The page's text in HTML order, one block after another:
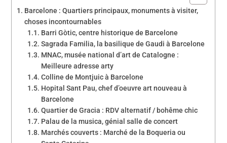
Barcelone : Quartiers principaux, monuments à visiter,
choses incontournables
Barri Gòtic, centre historique de Barcelone
Sagrada Familia, la basilique de Gaudi à Barcelone
MNAC, musée national d’art de Catalogne :
Meilleure adresse arty
Colline de Montjuic à Barcelone
Hopital Sant Pau, chef d’oeuvre art nouveau à
Barcelone
Quartier de Gracia : RDV alternatif / bohême chic
Palau de la musica, génial salle de concert
Marchés couverts : Marché de la Boqueria ou